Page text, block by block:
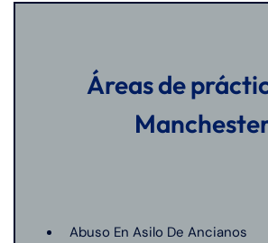
Áreas de
Abuso En Asilo De Ancianos